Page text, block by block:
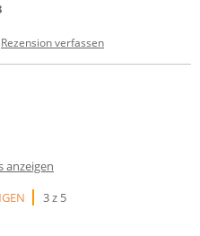
Rezension verfassen
anzeigen
3 z 5